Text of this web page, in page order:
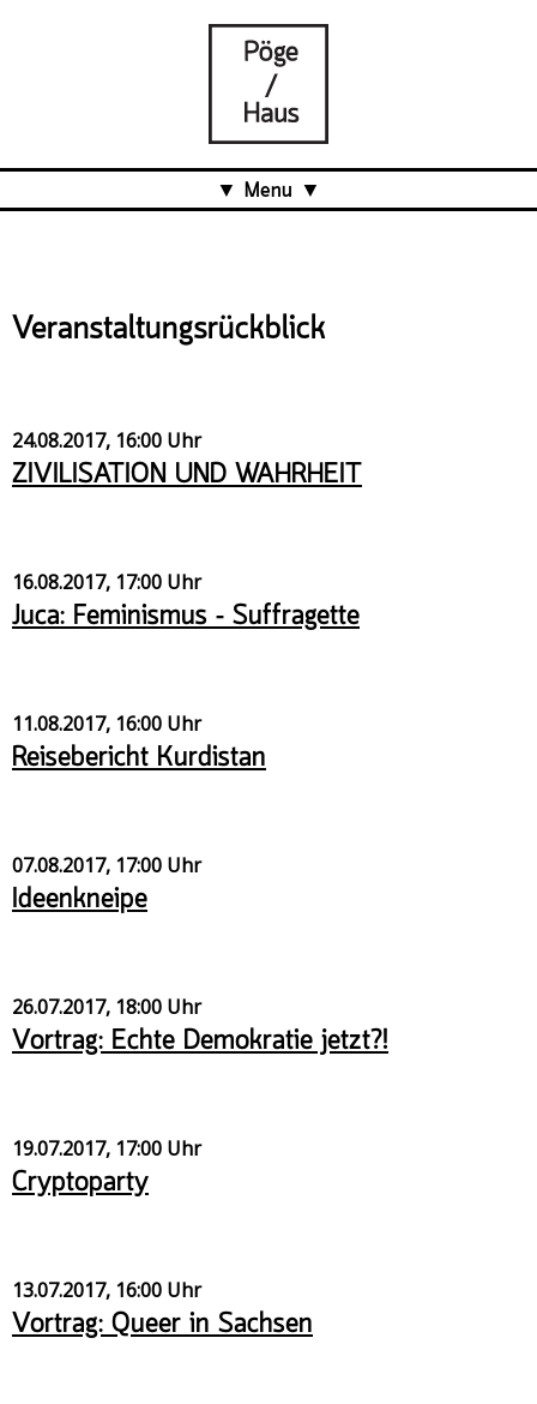
Menu
Über uns
Organisation
Kontakt und Anfahrt
Datenschutz
#4696 (no title)
Presse/Newsletter
Veranstaltungsrückblick
24.08.2017, 16:00 Uhr
ZIVILISATION UND WAHRHEIT
16.08.2017, 17:00 Uhr
Juca: Feminismus – Suffragette
11.08.2017, 16:00 Uhr
Reisebericht Kurdistan
07.08.2017, 17:00 Uhr
Ideenkneipe
26.07.2017, 18:00 Uhr
Vortrag: Echte Demokratie jetzt?!
19.07.2017, 17:00 Uhr
Cryptoparty
13.07.2017, 16:00 Uhr
Vortrag: Queer in Sachsen